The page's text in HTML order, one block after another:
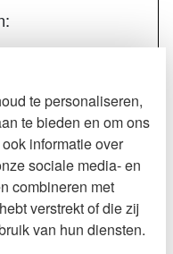
te personaliseren,
te bieden en om ons
informatie over
sociale media- en
combineren met
verstrekt of die zij
van hun diensten.